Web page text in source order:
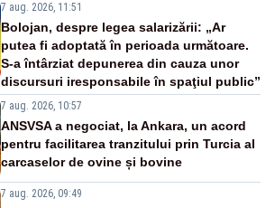
7 aug. 2026, 11:51
Bolojan, despre legea salarizării: „Ar
putea fi adoptată în perioada următoare.
S-a întârziat depunerea din cauza unor
discursuri iresponsabile în spaţiul public”
7 aug. 2026, 10:57
ANSVSA a negociat, la Ankara, un acord
pentru facilitarea tranzitului prin Turcia al
carcaselor de ovine și bovine
7 aug. 2026, 09:49